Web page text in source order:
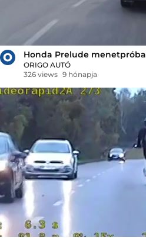
Honda Prelude menetpróba
ORIGO AUTÓ
326 views 9 hónapja